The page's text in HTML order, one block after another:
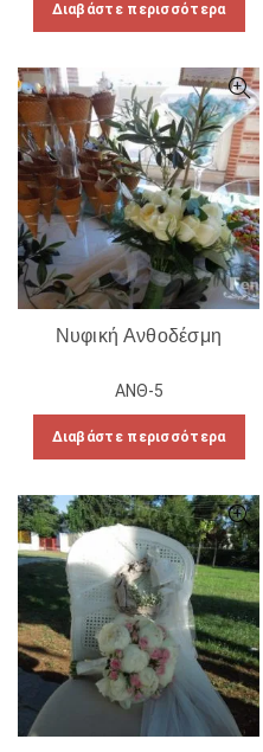
Διαβάστε περισσότερα
Νυφική Ανθοδέσμη
ΑΝΘ-5
Διαβάστε περισσότερα